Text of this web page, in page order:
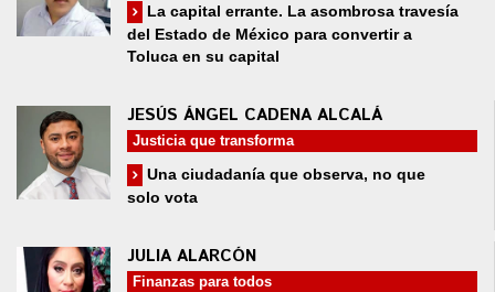
La capital errante. La asombrosa travesía
del Estado de México para convertir a
Toluca en su capital
JESÚS ÁNGEL CADENA ALCALÁ
Justicia que transforma
Una ciudadanía que observa, no que
solo vota
JULIA ALARCÓN
Finanzas para todos